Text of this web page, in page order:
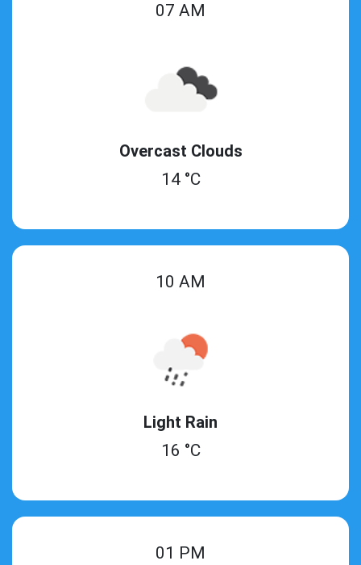
07 AM
Overcast Clouds
14 °C
10 AM
Light Rain
16 °C
01 PM